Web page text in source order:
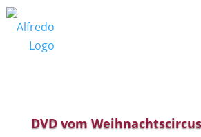
DVD vom